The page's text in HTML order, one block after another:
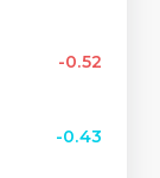
-0.52
-0.43